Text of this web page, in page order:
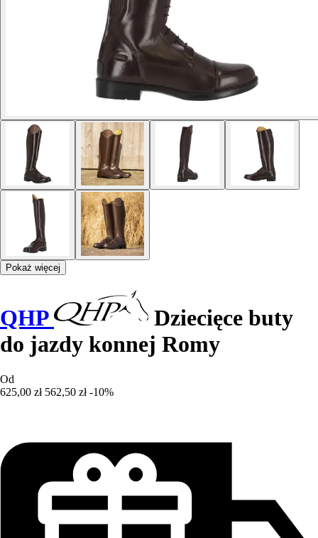
Pokaż więcej
QHP
Dziecięce buty
do jazdy konnej Romy
Od
625,00 zł 562,50 zł -10%